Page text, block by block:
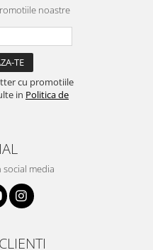
noastre
cu promotiile
in Politica de
social media